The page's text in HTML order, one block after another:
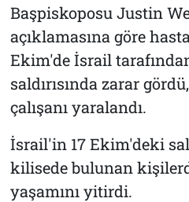
Başpiskoposu Justin
açıklamasına göre
Ekim'de İsrail
saldırısında zarar
çalışanı yaralandı.
İsrail'in 17 Ekim'deki
kilisede bulunan
yaşamını yitirdi.